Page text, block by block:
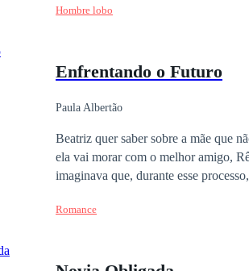
clanes que quieren robarle el bebé…
Hombre lobo
Enfrentando o Futuro
Paula Albertão
Beatriz quer saber sobre a mãe que
ela vai morar com o melhor amigo,
imaginava que, durante esse
Romance